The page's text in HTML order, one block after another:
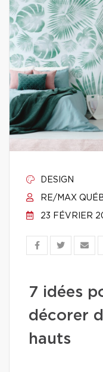
DESIGN
RE/MAX
23 FÉVRIER
7 idées
décorer
hauts